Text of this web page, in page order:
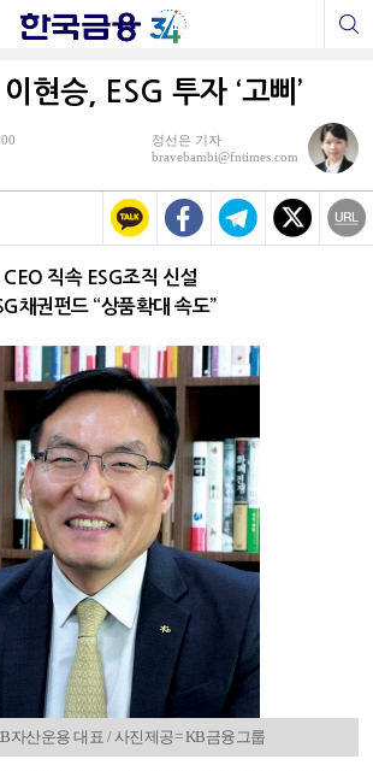
현승, ESG 투자 ‘고삐’
정선은 기자
bravebambi@fntimes.com
직속 ESG조직 신설
채권펀드 “상품확대 속도”
자산운용 대표 / 사진제공= KB금융그룹